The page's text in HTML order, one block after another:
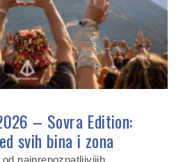
– Sovra Edition:
svih bina i zona